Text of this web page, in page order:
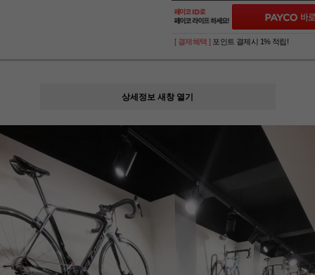
[ 결제혜택 ] 포인트 결제시 1% 적립!
상세정보 새창 열기